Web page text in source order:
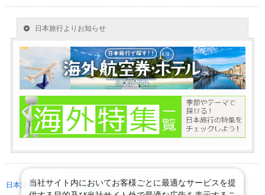
日本旅行 トップ>海外航空券> 海外航空券検索
当社サイト内においてお客様ごとに最適なサービスを提